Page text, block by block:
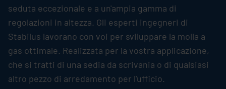
seduta eccezionale e a un'ampia gamma di
regolazioni in altezza. Gli esperti ingegneri di
Stabilus lavorano con voi per sviluppare la molla a
gas ottimale. Realizzata per la vostra applicazione,
che si tratti di una sedia da scrivania o di qualsiasi
altro pezzo di arredamento per l'ufficio.